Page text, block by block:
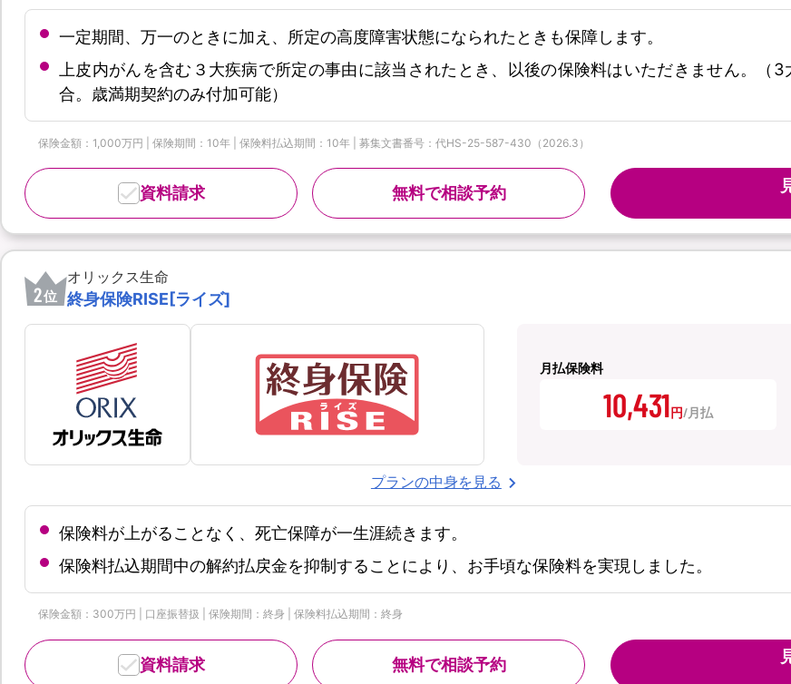
一定期間、万一のときに加え、所定の高度障害状態になられたときも保障します。
上皮内がんを含む３大疾病で所定の事由に該当されたとき、以後の保険料はいただきません。（
合。歳満期契約のみ付加可能）
保険金額：1,000万円 | 保険期間：10年 | 保険料払込期間：10年 | 募集文書番号：代HS-25-587-430（2026.3）
無料で相談予約
資料請求
2位
オリックス生命
終身保険RISE[ライズ]
月払保険料
10,431円
プランの中身を見る
保険料が上がることなく、死亡保障が一生涯続きます。
保険料払込期間中の解約払戻金を抑制することにより、お手頃な保険料を実現しました。
保険金額：300万円 | 口座振替扱 | 保険期間：終身 | 保険料払込期間：終身
無料で相談予約
資料請求